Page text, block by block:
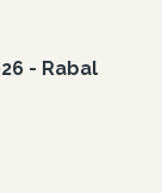
- Rabal